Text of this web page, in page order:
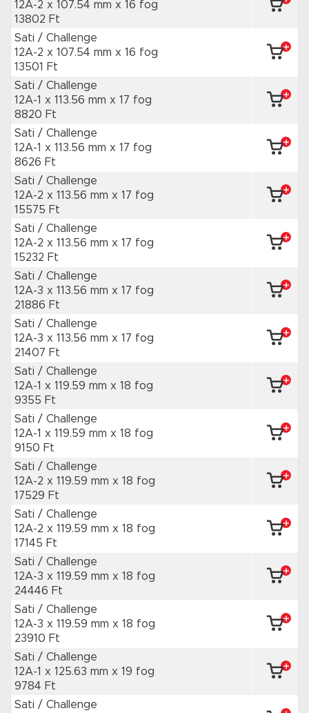
12A-2 x 107.54 mm x 16 fog
13802 Ft
Sati / Challenge
12A-2 x 107.54 mm x 16 fog
13501 Ft
Sati / Challenge
12A-1 x 113.56 mm x 17 fog
8820 Ft
Sati / Challenge
12A-1 x 113.56 mm x 17 fog
8626 Ft
Sati / Challenge
12A-2 x 113.56 mm x 17 fog
15575 Ft
Sati / Challenge
12A-2 x 113.56 mm x 17 fog
15232 Ft
Sati / Challenge
12A-3 x 113.56 mm x 17 fog
21886 Ft
Sati / Challenge
12A-3 x 113.56 mm x 17 fog
21407 Ft
Sati / Challenge
12A-1 x 119.59 mm x 18 fog
9355 Ft
Sati / Challenge
12A-1 x 119.59 mm x 18 fog
9150 Ft
Sati / Challenge
12A-2 x 119.59 mm x 18 fog
17529 Ft
Sati / Challenge
12A-2 x 119.59 mm x 18 fog
17145 Ft
Sati / Challenge
12A-3 x 119.59 mm x 18 fog
24446 Ft
Sati / Challenge
12A-3 x 119.59 mm x 18 fog
23910 Ft
Sati / Challenge
12A-1 x 125.63 mm x 19 fog
9784 Ft
Sati / Challenge